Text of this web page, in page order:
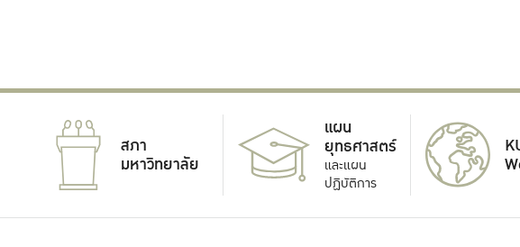
สภา
มหาวิทยาลัย
แผน
ยุทธศาสตร์
และแผน
ปฏิบัติการ